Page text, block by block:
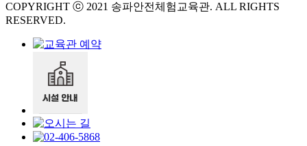
COPYRIGHT ⓒ 2021 송파안전체험교육관. ALL RIGHTS
RESERVED.